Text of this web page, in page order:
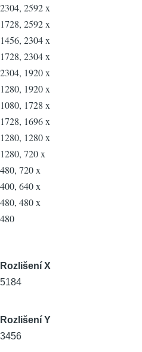
2304, 2592 x
1728, 2592 x
1456, 2304 x
1728, 2304 x
2304, 1920 x
1280, 1920 x
1080, 1728 x
1728, 1696 x
1280, 1280 x
1280, 720 x
480, 720 x
400, 640 x
480, 480 x
480
Rozlišení X
5184
Rozlišení Y
3456